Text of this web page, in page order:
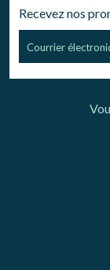
Recevez nos